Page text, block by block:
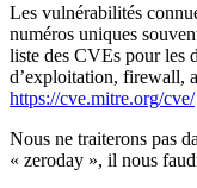
Les vulnérabilités
numéros uniques
liste des CVEs pour les
d’exploitation, firewall,
https://cve.mitre.org/cve/
Nous ne traiterons pas
« zeroday », il nous